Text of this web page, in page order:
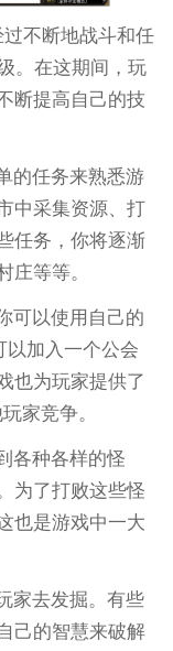
不断地战斗和任
。在这期间，玩
断提高自己的技
的任务来熟悉游
中采集资源、打
任务，你将逐渐
庄等等。
可以使用自己的
以加入一个公会
也为玩家提供了
家竞争。
各种各样的怪
为了打败这些怪
也是游戏中一大
家去发掘。有些
己的智慧来破解